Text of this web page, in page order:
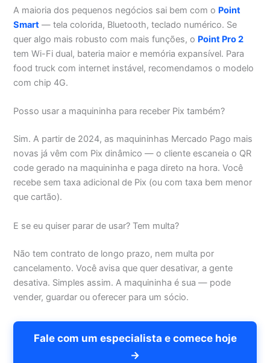
A maioria dos pequenos negócios sai bem com o Point
Smart — tela colorida, Bluetooth, teclado numérico. Se
quer algo mais robusto com mais funções, o Point Pro 2
tem Wi-Fi dual, bateria maior e memória expansível. Para
food truck com internet instável, recomendamos o modelo
com chip 4G.
Posso usar a maquininha para receber Pix também?
Sim. A partir de 2024, as maquininhas Mercado Pago mais
novas já vêm com Pix dinâmico — o cliente escaneia o QR
code gerado na maquininha e paga direto na hora. Você
recebe sem taxa adicional de Pix (ou com taxa bem menor
que cartão).
E se eu quiser parar de usar? Tem multa?
Não tem contrato de longo prazo, nem multa por
cancelamento. Você avisa que quer desativar, a gente
desativa. Simples assim. A maquininha é sua — pode
vender, guardar ou oferecer para um sócio.
Fale com um especialista e comece hoje
→